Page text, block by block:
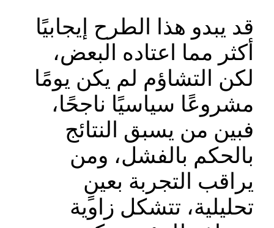
قد يبدو هذا الطرح إيجابيًا
أكثر مما اعتاده البعض،
لكن التشاؤم لم يكن يومًا
مشروعًا سياسيًا ناجحًا،
فبين من يسبق النتائج
بالحكم بالفشل، ومن
يراقب التجربة بعينٍ
تحليلية، تتشكل زاوية